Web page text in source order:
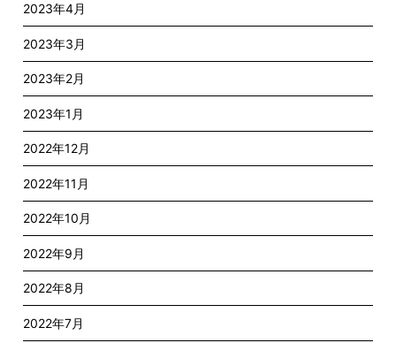
2023年4月
2023年3月
2023年2月
2023年1月
2022年12月
2022年11月
2022年10月
2022年9月
2022年8月
2022年7月